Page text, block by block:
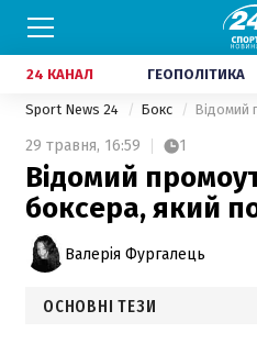
24 КАНАЛ ГЕОПОЛІТИКА
Sport News 24 Бокс
29 травня, 16:59 1
Відомий
боксера, який
Валерія Фургалець
ОСНОВНІ ТЕЗИ